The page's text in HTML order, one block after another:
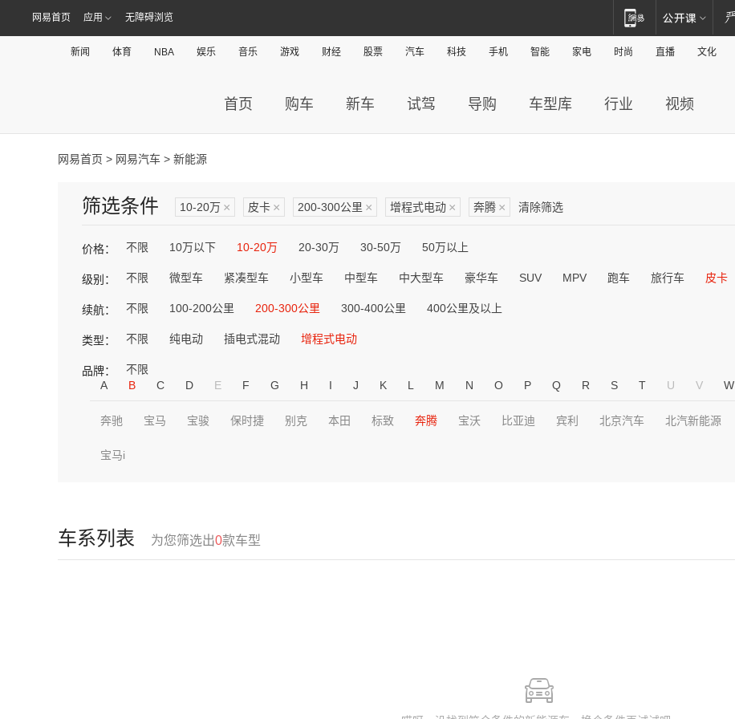
网易首页 应用 无障碍浏览
新闻 体育 NBA 娱乐 音乐 游戏 财经 股票 汽车 科技 手机 智能 家电 时尚 直播 文化
首页 购车 新车 试驾 导购 车型库 行业 视频
网易首页 > 网易汽车 > 新能源
筛选条件 10-20万 × 皮卡 × 200-300公里 × 增程式电动 × 奔腾 × 清除筛选
价格： 不限 10万以下 10-20万 20-30万 30-50万 50万以上
级别： 不限 微型车 紧凑型车 小型车 中型车 中大型车 豪华车 SUV MPV 跑车 旅行车 皮卡
续航： 不限 100-200公里 200-300公里 300-400公里 400公里及以上
类型： 不限 纯电动 插电式混动 增程式电动
品牌：
不限
A
B C D E F G H I J K L M N O P Q R S T U V W
奔驰 宝马 宝骏 保时捷 别克 本田 标致 奔腾 宝沃 比亚迪 宾利 北京汽车 北汽新能源
宝马i
车系列表 为您筛选出0款车型